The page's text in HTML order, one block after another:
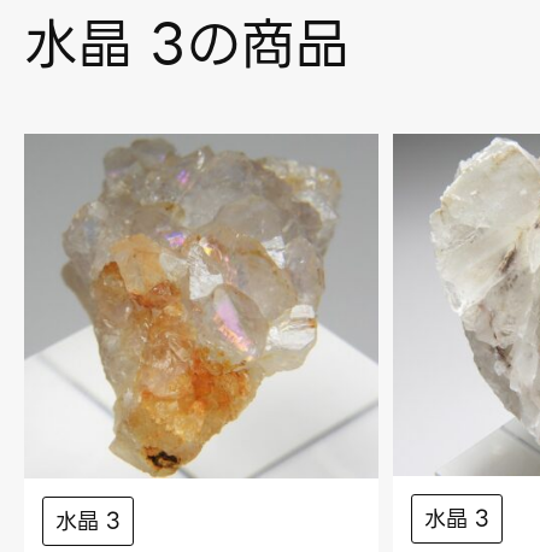
水晶 3の商品
水晶 3 水晶 3